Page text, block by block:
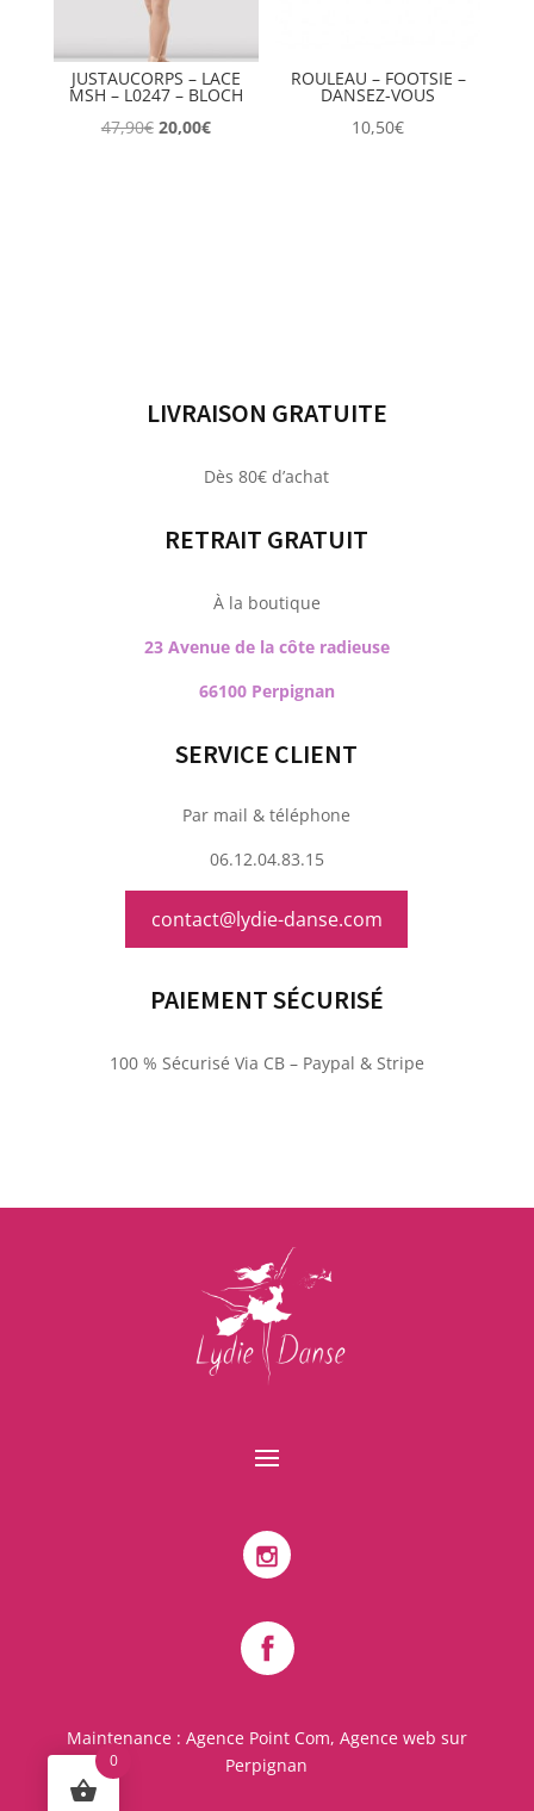
JUSTAUCORPS – LACE
MSH – L0247 – BLOCH
47,90€ Le
20,00€Le
ROULEAU – FOOTSIE –
DANSEZ-VOUS
10,50€
LIVRAISON GRATUITE
Dès 80€ d’achat
RETRAIT GRATUIT
À la boutique
23 Avenue de la côte radieuse
66100 Perpignan
SERVICE CLIENT
Par mail & téléphone
06.12.04.83.15
contact@lydie-danse.com
PAIEMENT SÉCURISÉ
100 % Sécurisé Via CB – Paypal & Stripe
Maintenance : Agence Point Com, Agence web sur
Perpignan
0